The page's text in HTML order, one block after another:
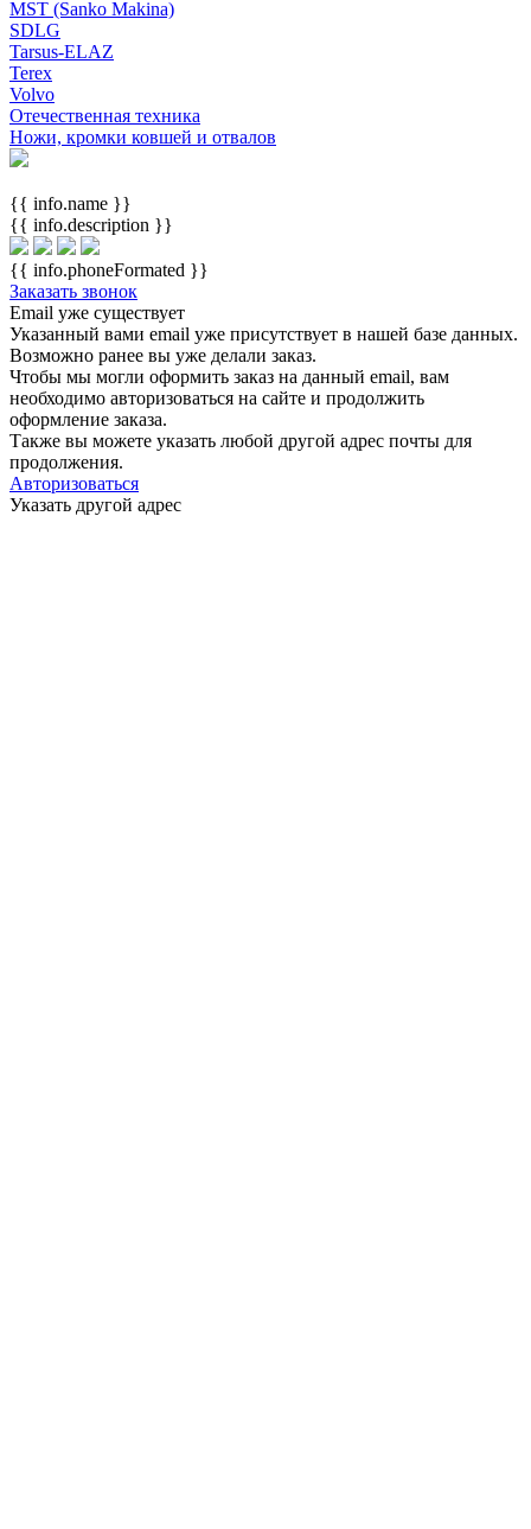
MST (Sanko Makina)
SDLG
Tarsus-ELAZ
Terex
Volvo
Отечественная техника
Ножи, кромки ковшей и отвалов
{{ info.name }}
{{ info.description }}
{{ info.phoneFormated }}
Заказать звонок
Email уже существует
Указанный вами email уже присутствует в нашей базе данных.
Возможно ранее вы уже делали заказ.
Чтобы мы могли оформить заказ на данный email, вам
необходимо авторизоваться на сайте и продолжить
оформление заказа.
Также вы можете указать любой другой адрес почты для
продолжения.
Авторизоваться
Указать другой адрес